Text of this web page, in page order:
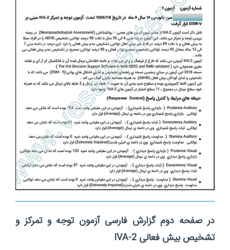
در صفحه دومگزارش فارسی آزمون توجه و تمرکز و
تشخیص بیش فعالی IVA-2